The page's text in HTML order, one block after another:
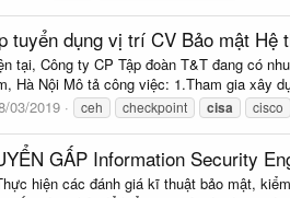
tuyển dụng vị trí CV Bảo mật Hệ
tại, Công ty CP Tập đoàn T&T đang có
Hà Nội Mô tả công việc: 1.Tham gia xây
03/2019 ceh checkpoint cisa cisco
GẤP Information Security
hiện các đánh giá kĩ thuật bảo mật,